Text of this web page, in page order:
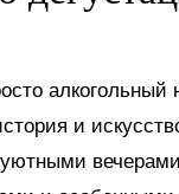
алкогольный
и